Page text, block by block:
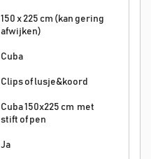
150 x 225 cm (kan gering
afwijken)
Cuba
Clips of lusje&koord
Cuba 150x225 cm met
stift of pen
Ja